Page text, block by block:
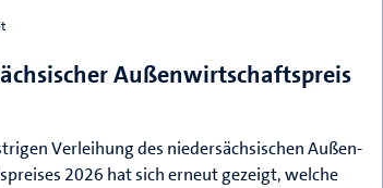
Außenwirtschaftspreis
Verleihung des niedersächsischen Außen­
2026 hat sich erneut gezeigt, welche